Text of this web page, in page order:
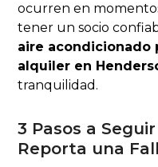
ocurren en
tener un socio
aire acondicionado
alquiler en
tranquilidad.
3 Pasos a
Reporta una